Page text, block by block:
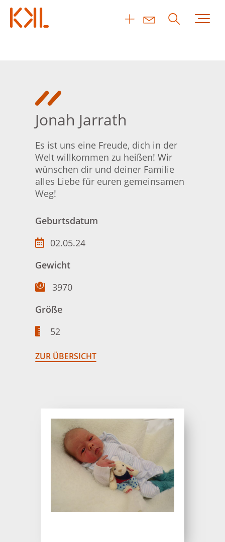
Jonah Jarrath
Es ist uns eine Freude, dich in der
Welt willkommen zu heißen! Wir
wünschen dir und deiner Familie
alles Liebe für euren gemeinsamen
Weg!
Geburtsdatum
02.05.24
Gewicht
3970
Größe
52
ZUR ÜBERSICHT